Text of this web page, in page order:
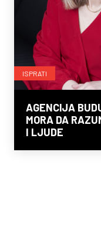
ISPRATI
AGENCIJA
MORA DA
I LJUDE